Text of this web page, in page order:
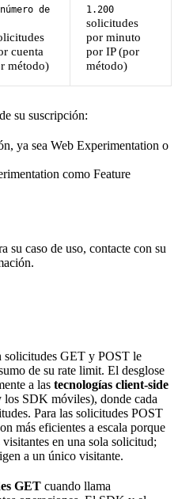
de
cuenta
método)
1.200
solicitudes
por minuto
por IP (por
método)
su suscripción:
ya sea Web Experimentation o
como Feature
su caso de uso, contacte con su
solicitudes GET y POST le
de su rate limit. El desglose
a las tecnologías client-side
SDK móviles), donde cada
Para las solicitudes POST
más eficientes a escala porque
en una sola solicitud;
a un único visitante.
GET cuando llama